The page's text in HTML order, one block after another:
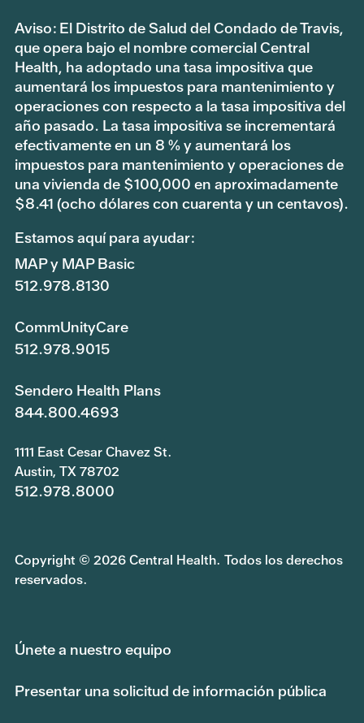
Aviso: El Distrito de Salud del Condado de Travis,
que opera bajo el nombre comercial Central
Health, ha adoptado una tasa impositiva que
aumentará los impuestos para mantenimiento y
operaciones con respecto a la tasa impositiva del
año pasado. La tasa impositiva se incrementará
efectivamente en un 8 % y aumentará los
impuestos para mantenimiento y operaciones de
una vivienda de $100,000 en aproximadamente
$8.41 (ocho dólares con cuarenta y un centavos).
Estamos aquí para ayudar:
MAP y MAP Basic
512.978.8130
CommUnityCare
512.978.9015
Sendero Health Plans
844.800.4693
1111 East Cesar Chavez St.
Austin, TX 78702
512.978.8000
Copyright © 2026 Central Health. Todos los derechos
reservados.
Únete a nuestro equipo
Presentar una solicitud de información pública